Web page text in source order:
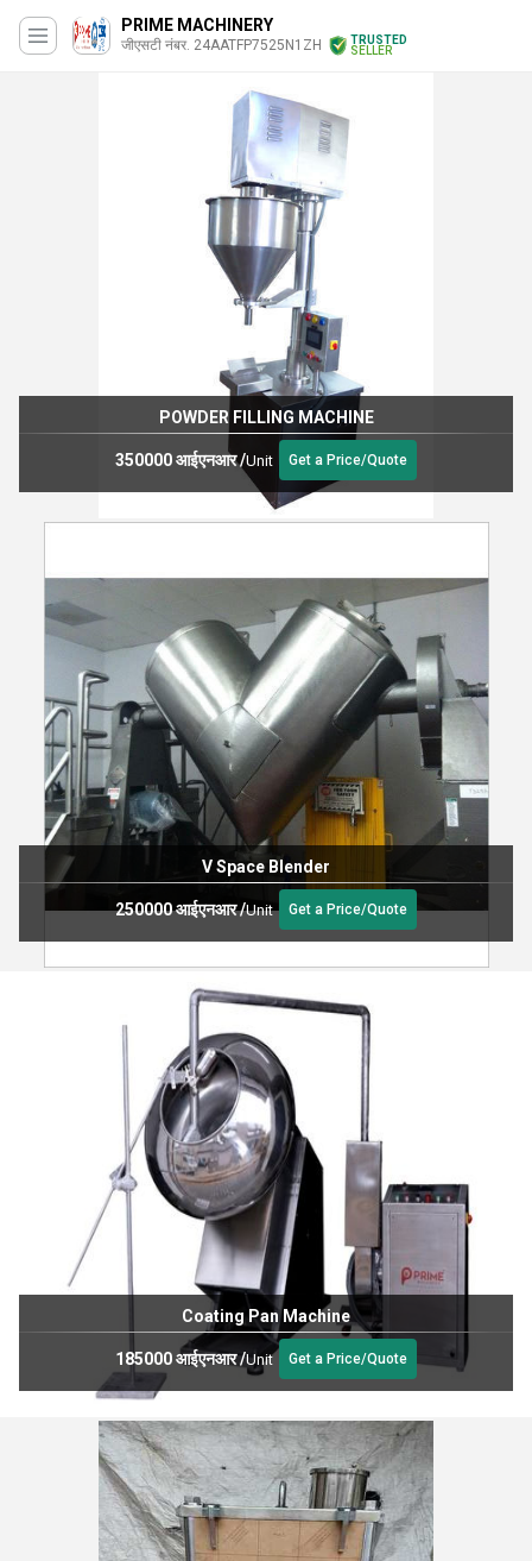
PRIME MACHINERY
जीएसटी नंबर. 24AATFP7525N1ZH
TRUSTED
SELLER
POWDER FILLING MACHINE
350000 आईएनआर/Unit Get a Price/Quote
V Space Blender
250000 आईएनआर/Unit Get a Price/Quote
Coating Pan Machine
185000 आईएनआर/Unit Get a Price/Quote